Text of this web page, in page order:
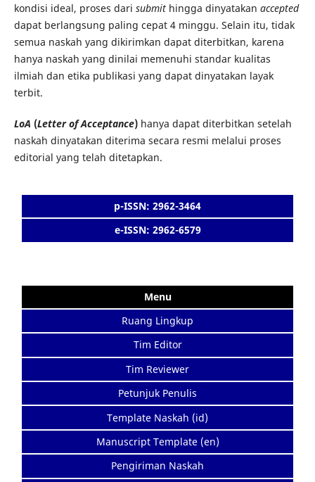
kondisi ideal, proses dari submithingga dinyatakan accepted
dapat berlangsung paling cepat 4 minggu. Selain itu, tidak
semua naskah yang dikirimkan dapat diterbitkan, karena
hanya naskah yang dinilai memenuhi standar kualitas
ilmiah dan etika publikasi yang dapat dinyatakan layak
terbit.
LoA (Letter of Acceptance)hanya dapat diterbitkan setelah
naskah dinyatakan diterima secara resmi melalui proses
editorial yang telah ditetapkan.
p-ISSN: 2962-3464
e-ISSN: 2962-6579
Menu
Ruang Lingkup
Tim Editor
Tim Reviewer
Petunjuk Penulis
Template Naskah (id)
Manuscript Template (en)
Pengiriman Naskah